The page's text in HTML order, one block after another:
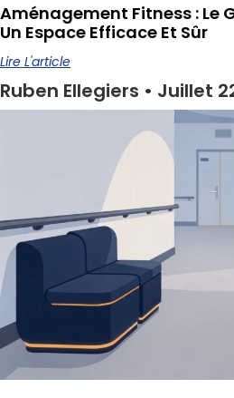
Aménagement Fitness : Le
Un Espace Efficace Et Sûr
Lire L'article
Ruben Ellegiers Juillet